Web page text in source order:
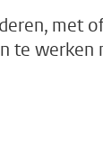
met
te werken